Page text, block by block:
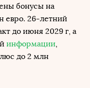
бонусы на
евро. 26-летний
до июня 2029 г, а
информации,
до 2 млн